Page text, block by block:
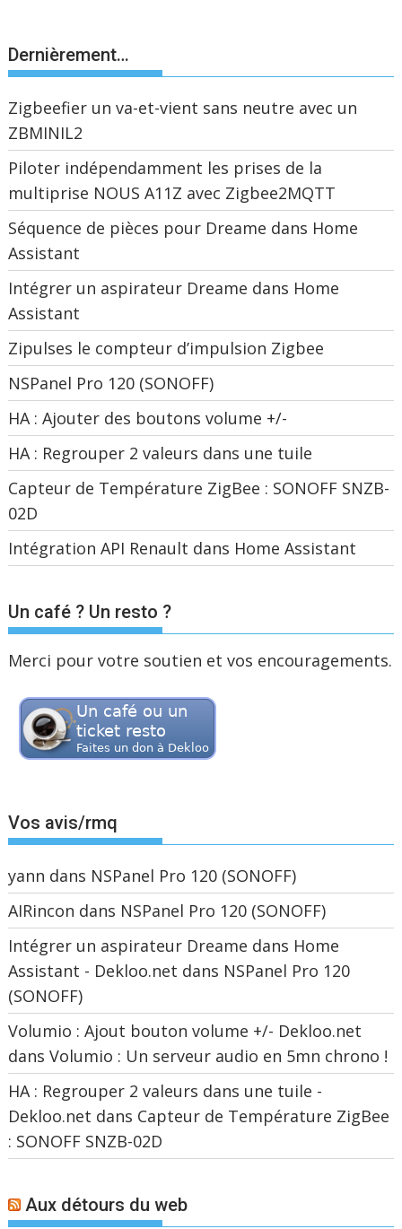
Dernièrement…
Zigbeefier un va-et-vient sans neutre avec un
ZBMINIL2
Piloter indépendamment les prises de la
multiprise NOUS A11Z avec Zigbee2MQTT
Séquence de pièces pour Dreame dans Home
Assistant
Intégrer un aspirateur Dreame dans Home
Assistant
Zipulses le compteur d’impulsion Zigbee
NSPanel Pro 120 (SONOFF)
HA : Ajouter des boutons volume +/-
HA : Regrouper 2 valeurs dans une tuile
Capteur de Température ZigBee : SONOFF SNZB-
02D
Intégration API Renault dans Home Assistant
Un café ? Un resto ?
Merci pour votre soutien et vos encouragements.
Vos avis/rmq
yann dans NSPanel Pro 120 (SONOFF)
AIRincon dans NSPanel Pro 120 (SONOFF)
Intégrer un aspirateur Dreame dans Home
Assistant - Dekloo.net dans NSPanel Pro 120
(SONOFF)
Volumio : Ajout bouton volume +/- Dekloo.net
dansVolumio : Un serveur audio en 5mn chrono !
HA : Regrouper 2 valeurs dans une tuile -
Dekloo.net dans Capteur de Température ZigBee
: SONOFF SNZB-02D
Aux détours du web